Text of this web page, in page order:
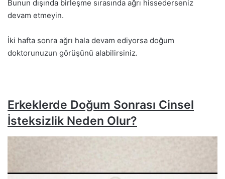
Bunun dışında birleşme sırasında ağrı hissederseniz
devam etmeyin.
İki hafta sonra ağrı hala devam ediyorsa doğum
doktorunuzun görüşünü alabilirsiniz.
Erkeklerde Doğum Sonrası Cinsel
İsteksizlik Neden Olur?